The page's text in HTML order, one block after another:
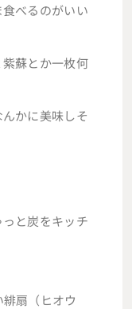
べるのがいい
蘇とか一枚何
かに美味しそ
と炭をキッチ
扇（ヒオウ